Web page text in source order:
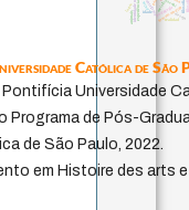
Católica de São
Universidade
Programa de Pós-
de São Paulo, 2022.
em Histoire des arts
jacobi
idade homem-medida
logos pedagogiadesejo
mind
animais realidad